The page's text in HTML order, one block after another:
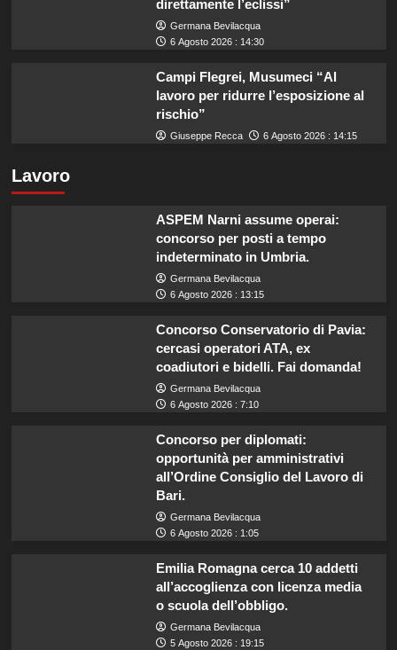
direttamente l’eclissi”
Germana Bevilacqua
6 Agosto 2026 : 14:30
Campi Flegrei, Musumeci “Al
lavoro per ridurre l’esposizione al
rischio”
Giuseppe Recca 6 Agosto 2026 : 14:15
Lavoro
ASPEM Narni assume operai:
concorso per posti a tempo
indeterminato in Umbria.
Germana Bevilacqua
6 Agosto 2026 : 13:15
Concorso Conservatorio di Pavia:
cercasi operatori ATA, ex
coadiutori e bidelli. Fai domanda!
Germana Bevilacqua
6 Agosto 2026 : 7:10
Concorso per diplomati:
opportunità per amministrativi
all’Ordine Consiglio del Lavoro di
Bari.
Germana Bevilacqua
6 Agosto 2026 : 1:05
Emilia Romagna cerca 10 addetti
all’accoglienza con licenza media
o scuola dell’obbligo.
Germana Bevilacqua
5 Agosto 2026 : 19:15